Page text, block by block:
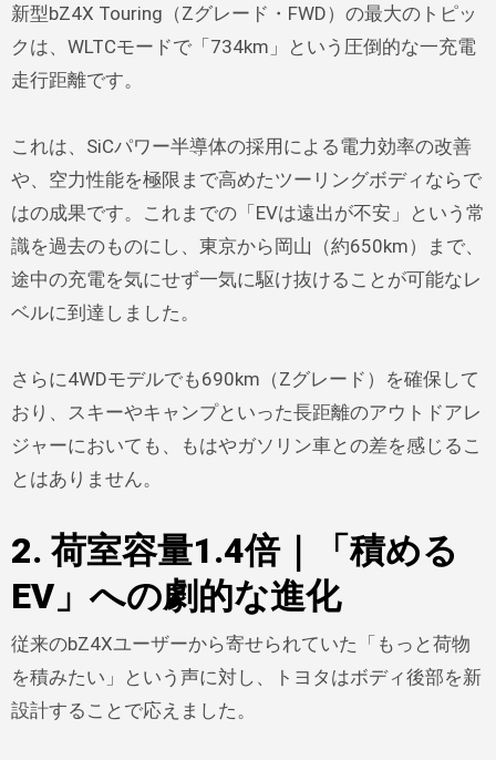
新型bZ4X Touring（Zグレード・FWD）の最大のトピッ
クは、WLTCモードで「734km」という圧倒的な一充電
走行距離です。
これは、SiCパワー半導体の採用による電力効率の改善
や、空力性能を極限まで高めたツーリングボディならで
はの成果です。これまでの「EVは遠出が不安」という常
識を過去のものにし、東京から岡山（約650km）まで、
途中の充電を気にせず一気に駆け抜けることが可能なレ
ベルに到達しました。
さらに4WDモデルでも690km（Zグレード）を確保して
おり、スキーやキャンプといった長距離のアウトドアレ
ジャーにおいても、もはやガソリン車との差を感じるこ
とはありません。
2. 荷室容量1.4倍｜「積める
EV」への劇的な進化
従来のbZ4Xユーザーから寄せられていた「もっと荷物
を積みたい」という声に対し、トヨタはボディ後部を新
設計することで応えました。